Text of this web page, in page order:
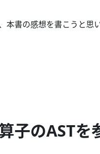
本書の感想を書こうと思
子のASTを